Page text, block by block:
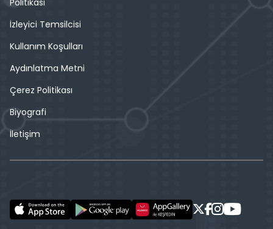
Politikası
İzleyici Temsilcisi
Kullanım Koşulları
Aydınlatma Metni
Çerez Politikası
Biyografi
İletişim